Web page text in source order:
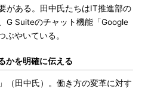
がある。田中氏たちはIT推進部の
G Suiteのチャット機能「Google
やいている。
かを明確に伝える
（田中氏）。働き方の変革に対す